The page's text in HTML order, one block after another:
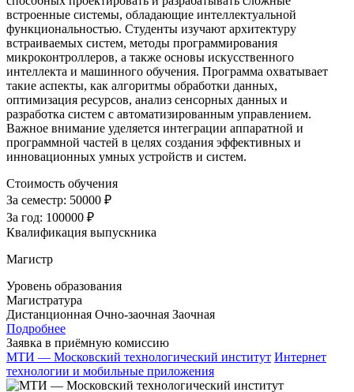
встроенные системы, обладающие интеллектуальной
функциональностью. Студенты изучают архитектуру
встраиваемых систем, методы программирования
микроконтроллеров, а также основы искусственного
интеллекта и машинного обучения. Программа охватывает
такие аспекты, как алгоритмы обработки данных,
оптимизация ресурсов, анализ сенсорных данных и
разработка систем с автоматизированным управлением.
Важное внимание уделяется интеграции аппаратной и
программной частей в целях создания эффективных и
инновационных умных устройств и систем.
Стоимость обучения
За семестр: 50000 ₽
За год: 100000 ₽
Квалификация выпускника
Магистр
Уровень образования
Магистратура
Дистанционная Очно-заочная Заочная
Подробнее
Заявка в приёмную комиссию
МТИ — Московский технологический институт Интернет
технологии и мобильные приложения